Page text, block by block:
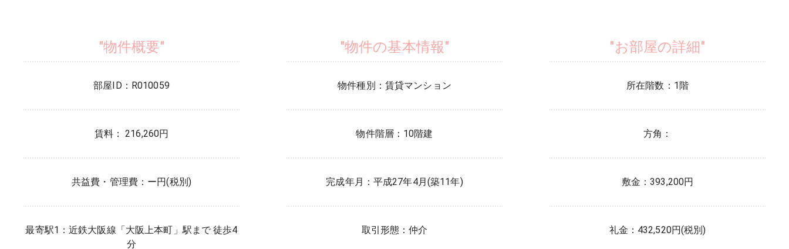
"物件概要"
部屋ID： R010059
賃料： 216,260円
共益費・管理費： ー円(税別)
最寄駅1：近鉄大阪線 「大阪上本町 」駅まで 徒歩4
分
"物件の基本情報"
物件種別： 賃貸マンション
物件階層： 10階建
完成年月： 平成27年4月(築11年)
取引形態：仲介
"お部屋の詳細"
所在階数： 1階
方角：
敷金：393,200円
礼金： 432,520円(税別)